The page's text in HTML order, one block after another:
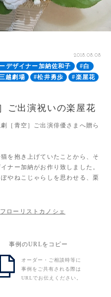
2018.08.08
デザイナー加納佐和子
#白
越劇場 #松井勇歩
#楽屋花
ご出演祝いの楽屋花
［青空］ご出演俳優さまへ贈ら
を抱き上げていたことから、そ
ナー加納がお作り致しました。
やねこじゃらしを思わせる、栗
ローリストカノシェ
事例のURLをコピー
オーダー・ご相談時等に
事例をご共有される際は
URLでお伝えください。